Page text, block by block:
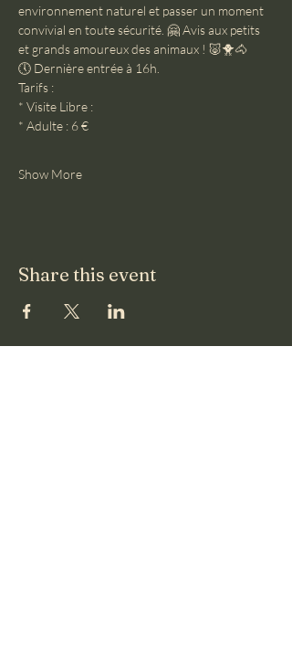
environnement naturel et passer un moment
convivial en toute sécurité. 🤗 Avis aux petits
et grands amoureux des animaux ! 🐷🐥🐴
🕔 Dernière entrée à 16h.
Tarifs :
* Visite Libre :
* Adulte : 6 €
Show More
Share this event